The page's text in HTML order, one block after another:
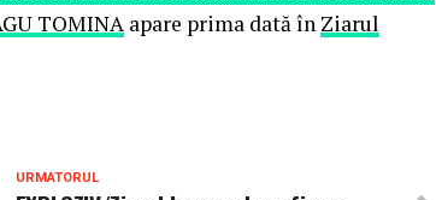
TOMINA apare prima dată în Ziarul
URMATORUL